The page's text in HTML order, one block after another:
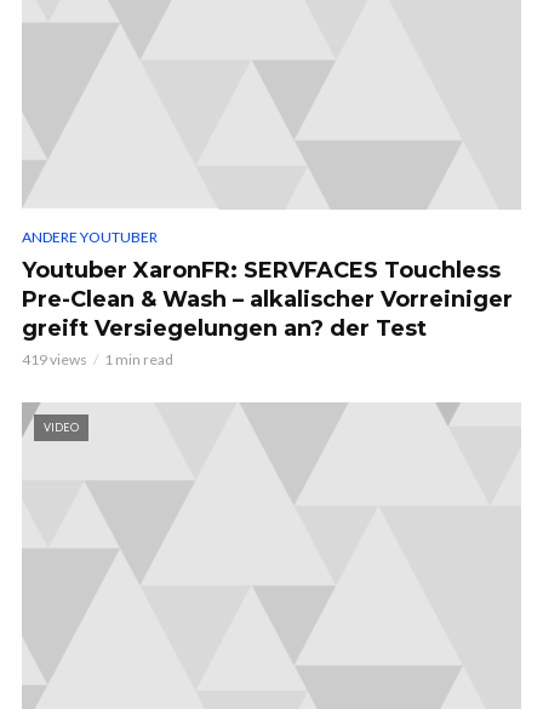
ANDERE YOUTUBER
Youtuber XaronFR: SERVFACES Touchless
Pre-Clean & Wash – alkalischer Vorreiniger
greift Versiegelungen an? der Test
419 views 1 min read
VIDEO